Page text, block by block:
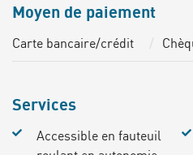
Moyen de paiement
Carte bancaire/crédit
Services
Accessible en fauteuil